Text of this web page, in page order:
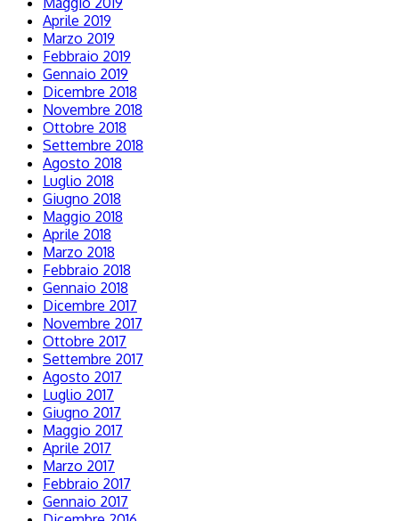
Aprile 2019
Marzo 2019
Febbraio 2019
Gennaio 2019
Dicembre 2018
Novembre 2018
Ottobre 2018
Settembre 2018
Agosto 2018
Luglio 2018
Giugno 2018
Maggio 2018
Aprile 2018
Marzo 2018
Febbraio 2018
Gennaio 2018
Dicembre 2017
Novembre 2017
Ottobre 2017
Settembre 2017
Agosto 2017
Luglio 2017
Giugno 2017
Maggio 2017
Aprile 2017
Marzo 2017
Febbraio 2017
Gennaio 2017